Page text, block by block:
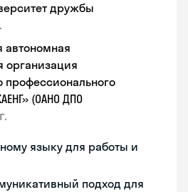
дружбы
автономная
организация
профессионального
(ОАНО ДПО
языку для работы и
подход для